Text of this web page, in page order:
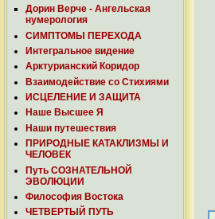
Дорин Верче - Ангельская
нумерология
СИМПТОМЫ ПЕРЕХОДА
Интегральное видение
Арктурианский Коридор
Взаимодействие со Стихиями
ИСЦЕЛЕНИЕ И ЗАЩИТА
Наше Высшее Я
Наши путешествия
ПРИРОДНЫЕ КАТАКЛИЗМЫ И
ЧЕЛОВЕК
Путь СОЗНАТЕЛЬНОЙ
ЭВОЛЮЦИИ
Философия Востока
ЧЕТВЕРТЫЙ ПУТЬ